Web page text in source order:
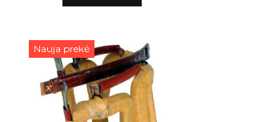
Nauja prekė